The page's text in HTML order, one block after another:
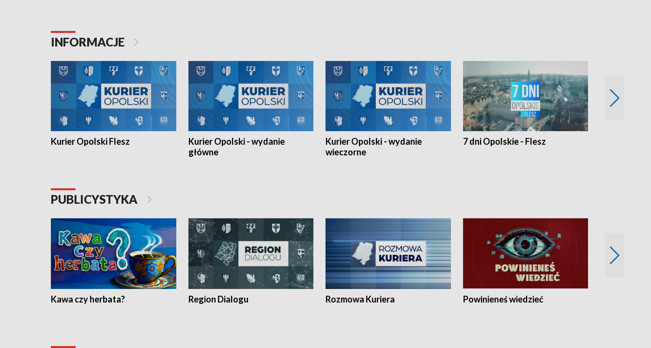
torowym.
INFORMACJE
Kurier Opolski Flesz
Kurier Opolski - wydanie
główne
Kurier Opolski - wydanie
wieczorne
7 dni Opolskie - Flesz
PUBLICYSTYKA
Kawa czy herbata? Region Dialogu Rozmowa Kuriera Powinieneś wiedzieć